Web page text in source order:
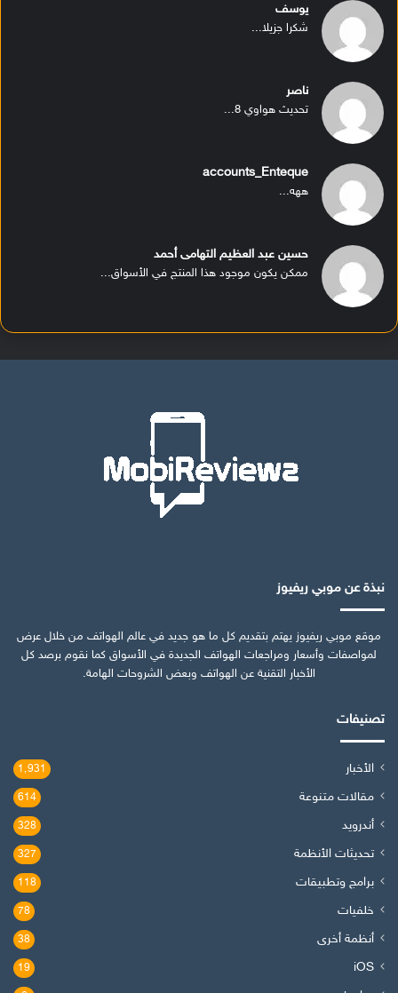
يوسف
شكرا جزيلا...
ناصر
تحديث هواوي 8...
accounts_Enteque
ههه...
حسين عبد العظيم التهامى أحمد
ممكن يكون موجود هذا المنتج في الأسواق...
نبذة عن موبي ريفيوز
موقع موبي ريفيوز يهتم بتقديم كل ما هو جديد في عالم الهواتف من خلال عرض
لمواصفات وأسعار ومراجعات الهواتف الجديدة في الأسواق كما نقوم برصد كل
الأخبار التقنية عن الهواتف وبعض الشروحات الهامة.
تصنيفات
الأخبار 1٬931
مقالات متنوعة 614
أندرويد 328
تحديثات الأنظمة 327
برامج وتطبيقات 118
خلفيات 78
أنظمة أخرى 38
iOS
19